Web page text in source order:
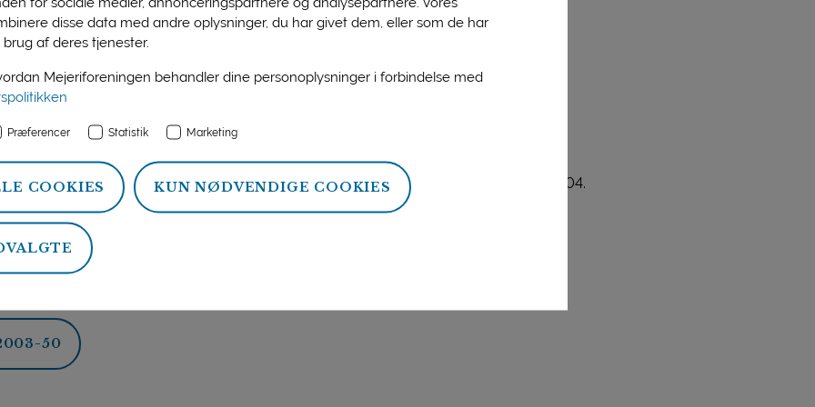
disse data med andre oplysninger, du har givet dem, eller som de har
af deres tjenester.
Mejeriforeningen behandler dine personoplysninger i forbindelse med
Præferencer Statistik Marketing
COOKIES KUN NØDVENDIGE COOKIES
Chemistry (2001) 49, 6, 2998-3003.
Chemistry (2000) 18, 5588-5592.
258.
Analysis and Chemical Analysis of Xidative Changes in Milk (2006) 89; 495-504.
resultater i slutrapporten
50